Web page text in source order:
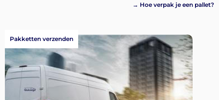
→ Hoe verpak je een pallet?
Pakketten verzenden